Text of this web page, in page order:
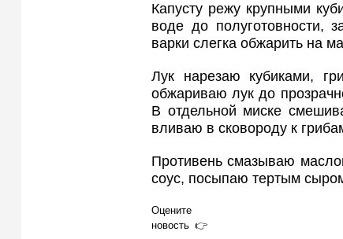
Капусту режу крупными
воде до полуготовности,
варки слегка обжарить на
Лук нарезаю кубиками,
обжариваю лук до
В отдельной миске
вливаю в сковороду к
Противень смазываю
соус, посыпаю тертым
Оцените
новость